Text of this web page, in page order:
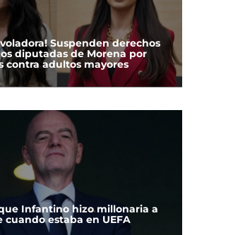
voladora! Suspenden derechos
diputadas de Morena por
contra adultos mayores
Infantino hizo millonaria a
cuando estaba en UEFA